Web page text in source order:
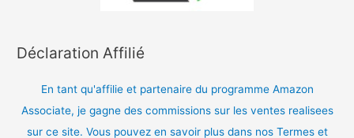
Déclaration Affilié
En tant qu'affilie et partenaire du programme Amazon
Associate, je gagne des commissions sur les ventes realisees
sur ce site. Vous pouvez en savoir plus dans nos Termes et